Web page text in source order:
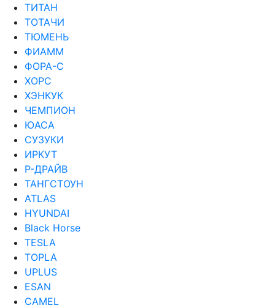
ТИТАН
ТОТАЧИ
ТЮМЕНЬ
ФИАММ
ФОРА-С
ХОРС
ХЭНКУК
ЧЕМПИОН
ЮАСА
СУЗУКИ
ИРКУТ
Р-ДРАЙВ
ТАНГСТОУН
ATLAS
HYUNDAI
Black Horse
TESLA
TOPLA
UPLUS
ESAN
CAMEL